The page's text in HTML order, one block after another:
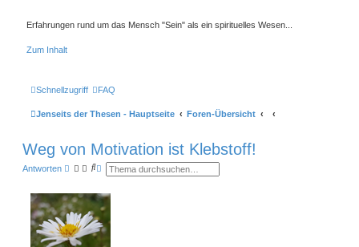
Erfahrungen rund um das Mensch "Sein" als ein spirituelles Wesen...
Zum Inhalt
Schnellzugriff FAQ
Jenseits der Thesen - Hauptseite Foren-Übersicht
Weg von Motivation ist Klebstoff!
Antworten
S
h
e
E
e
t
e
r